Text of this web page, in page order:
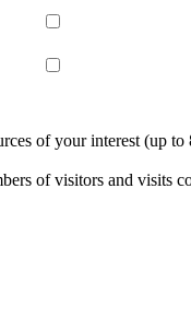
of your interest (up
of visitors and visits